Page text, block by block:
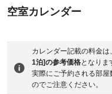
空室カレンダー
カレンダー記載の料金
1泊]の参考価格となりま
実際にご予約される部
のでご注意ください。